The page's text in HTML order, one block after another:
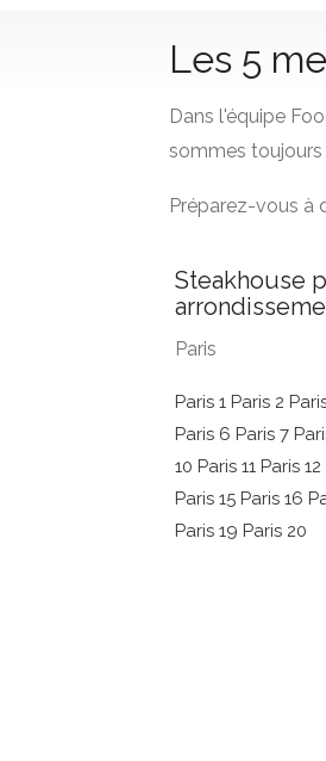
Les 5
Dans l'équipe
sommes toujours
Préparez-vous à
Steakhouse
Paris
Paris 1 Paris 2
Paris 6 Paris 7
10 Paris 11 Paris 12
Paris 15 Paris 16
Paris 19 Paris 20